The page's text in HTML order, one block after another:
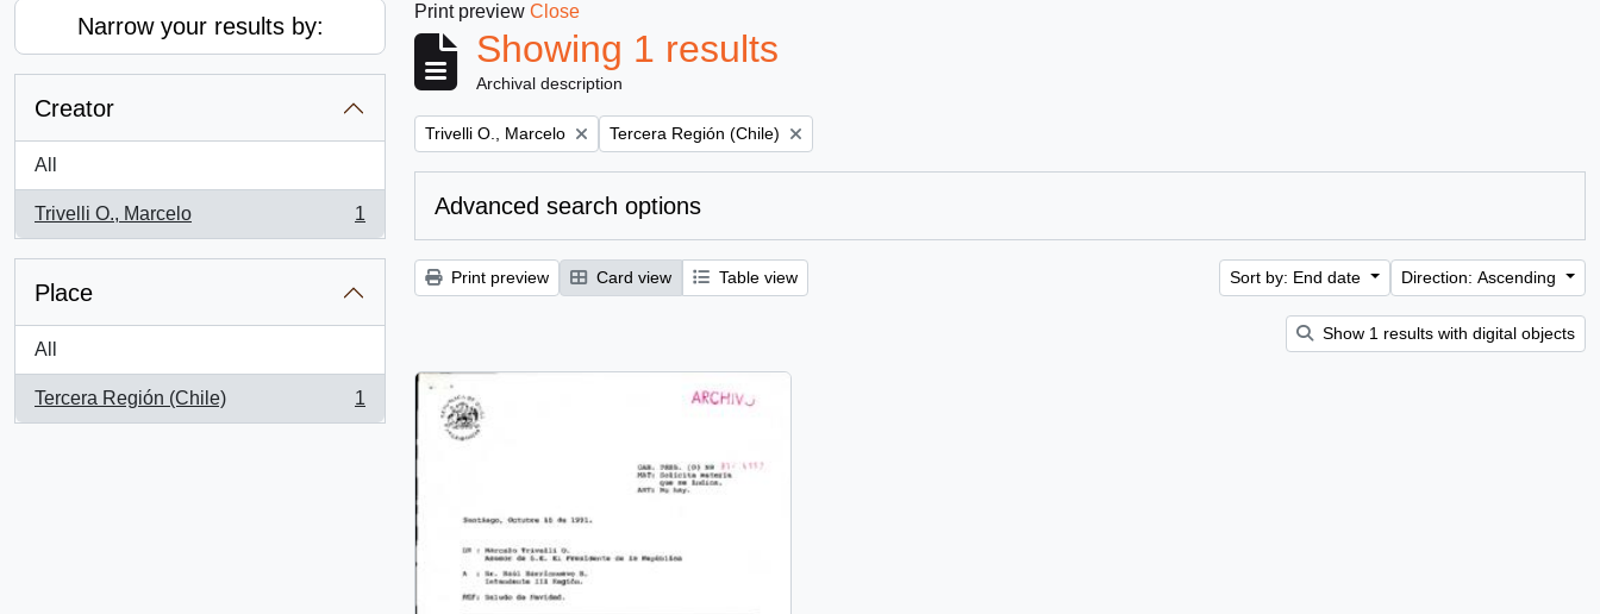
Narrow your results by:
Creator
All
Trivelli O., Marcelo
, 1 results
1
Place
All
Tercera Región (Chile)
, 1 results
1
Print preview Close
Showing 1 results
Archival description
Remove filter:
Trivelli O., Marcelo Remove filter:
Tercera Región (Chile)
Advanced search options
Print preview Card view Table view Sort by: End date Direction: Ascending
Show 1 results with digital objects